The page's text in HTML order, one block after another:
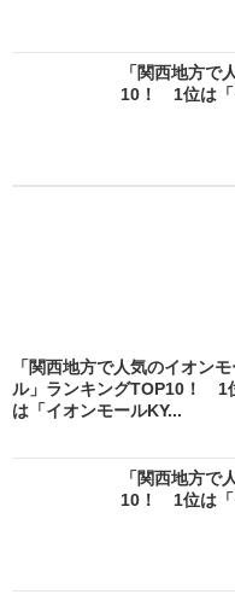
「関西地方で
10！ 1位は「
「関西地方で人気のイオン
ル」ランキングTOP10！ 1
は「イオンモールKY...
「関西地方で
10！ 1位は「